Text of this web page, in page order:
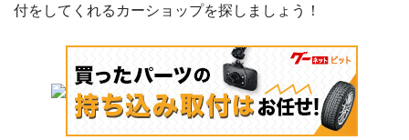
付をしてくれるカーショップを探しましょう！